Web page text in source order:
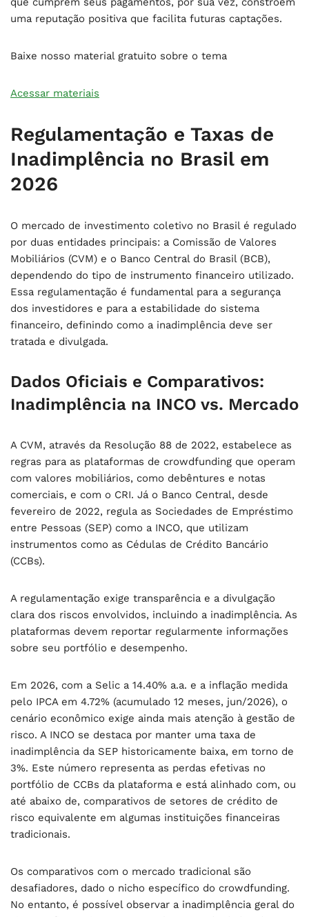
uma reputação positiva que facilita futuras captações.
Baixe nosso material gratuito sobre o tema
Acessar materiais
Regulamentação e Taxas de
Inadimplência no Brasil em
2026
O mercado de investimento coletivo no Brasil é regulado
por duas entidades principais: a Comissão de Valores
Mobiliários (CVM) e o Banco Central do Brasil (BCB),
dependendo do tipo de instrumento financeiro utilizado.
Essa regulamentação é fundamental para a segurança
dos investidores e para a estabilidade do sistema
financeiro, definindo como a inadimplência deve ser
tratada e divulgada.
Dados Oficiais e Comparativos:
Inadimplência na INCO vs. Mercado
A CVM, através da Resolução 88 de 2022, estabelece as
regras para as plataformas de crowdfunding que operam
com valores mobiliários, como debêntures e notas
comerciais, e com o CRI. Já o Banco Central, desde
fevereiro de 2022, regula as Sociedades de Empréstimo
entre Pessoas (SEP) como a INCO, que utilizam
instrumentos como as Cédulas de Crédito Bancário
(CCBs).
A regulamentação exige transparência e a divulgação
clara dos riscos envolvidos, incluindo a inadimplência. As
plataformas devem reportar regularmente informações
sobre seu portfólio e desempenho.
Em 2026, com a Selic a 14.40% a.a. e a inflação medida
pelo IPCA em 4.72% (acumulado 12 meses, jun/2026), o
cenário econômico exige ainda mais atenção à gestão de
risco. A INCO se destaca por manter uma taxa de
inadimplência da SEP historicamente baixa, em torno de
3%. Este número representa as perdas efetivas no
portfólio de CCBs da plataforma e está alinhado com, ou
até abaixo de, comparativos de setores de crédito de
risco equivalente em algumas instituições financeiras
tradicionais.
Os comparativos com o mercado tradicional são
desafiadores, dado o nicho específico do crowdfunding.
No entanto, é possível observar a inadimplência geral do